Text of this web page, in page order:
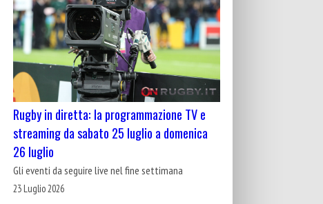
Rugby in diretta: la programmazione TV e
streaming da sabato 25 luglio a domenica
26 luglio
Gli eventi da seguire live nel fine settimana
23 Luglio 2026